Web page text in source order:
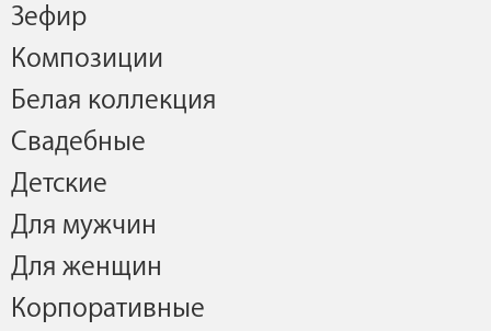
Зефир
Композиции
Белая коллекция
Свадебные
Детские
Для мужчин
Для женщин
Корпоративные